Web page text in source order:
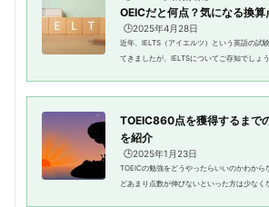
OEICだと何点？気になる換算
🕒️2025年4月28日
近年、IELTS（アイエルツ）という英語の試
てきましたが、IELTSについてご存知でしょ
TOEIC860点を獲得するまで
を紹介
🕒️2025年1月23日
TOEICの勉強をどうやったらいいのかわから
どあまり点数が伸びないといった方は少なく